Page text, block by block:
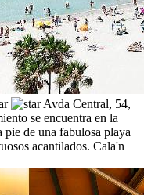
Avda Central, 54,
se encuentra en la
pie de una fabulosa playa
acantilados. Cala'n